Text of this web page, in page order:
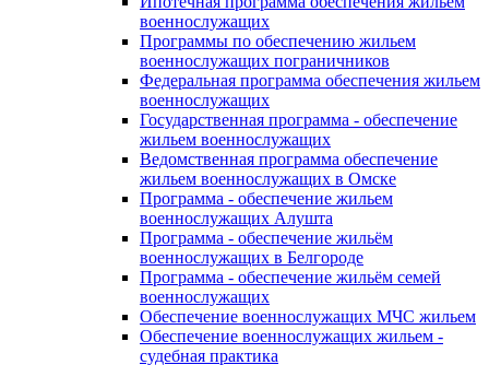
военнослужащих
Программы по обеспечению жильем
военнослужащих пограничников
Федеральная программа обеспечения жильем
военнослужащих
Государственная программа - обеспечение
жильем военнослужащих
Ведомственная программа обеспечение
жильем военнослужащих в Омске
Программа - обеспечение жильем
военнослужащих Алушта
Программа - обеспечение жильём
военнослужащих в Белгороде
Программа - обеспечение жильём семей
военнослужащих
Обеспечение военнослужащих МЧС жильем
Обеспечение военнослужащих жильем -
судебная практика